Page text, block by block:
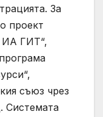
За
проект
ИА ГИТ“,
съюз чрез
Системата